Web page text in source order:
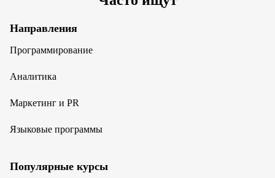
Направления
Программирование
Аналитика
Маркетинг и PR
Языковые программы
Популярные курсы